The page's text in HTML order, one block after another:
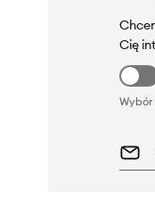
Cię